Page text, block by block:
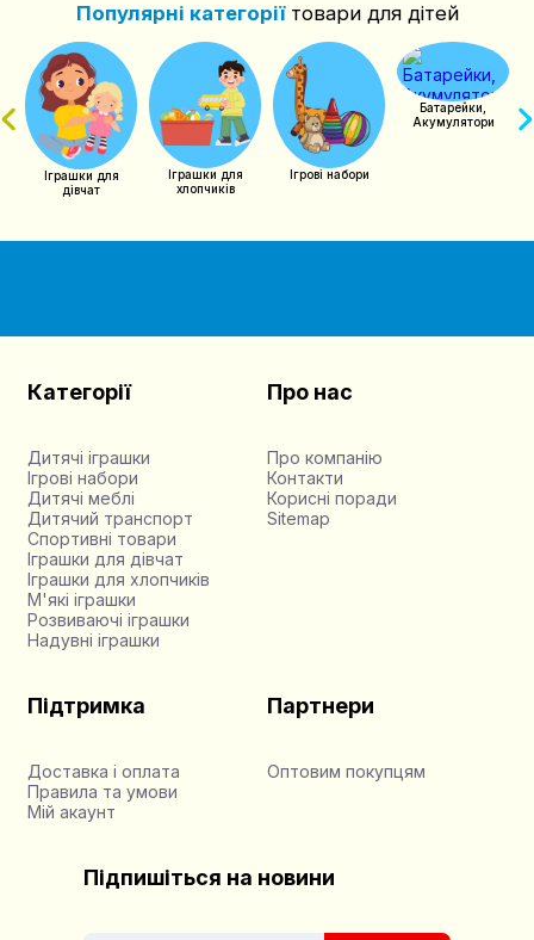
Популярні категоріїтовари для дітей
Іграшки для
дівчат
Іграшки для
хлопчиків
Ігрові набори
Батарейки,
Акумулятори
Категорії
Дитячі іграшки
Ігрові набори
Дитячі меблі
Дитячий транспорт
Спортивні товари
Іграшки для дівчат
Іграшки для хлопчиків
М'які іграшки
Розвиваючі іграшки
Надувні іграшки
Про нас
Про компанію
Контакти
Корисні поради
Sitemap
Підтримка
Доставка і оплата
Правила та умови
Мій акаунт
Партнери
Оптовим покупцям
Підпишіться на новини